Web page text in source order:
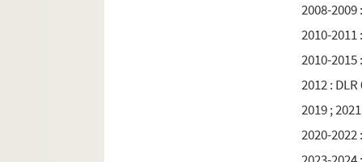
2008-2009
2010-2011
2010-2015
2012 :
2019 ;
2020-2022